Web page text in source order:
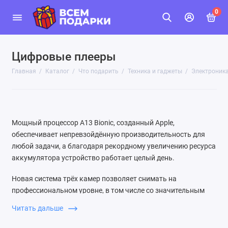
0
Цифровые плееры
Главная Каталог Что подарить Техника и гаджеты
Мощный процессор A13 Bionic, созданный Apple,
обеспечивает непревзойдённую производительность для
любой задачи, а благодаря рекордному увеличению ресурса
аккумулятора устройство работает целый день.
Новая система трёх камер позволяет снимать на
профессиональном уровне, в том числе со значительным
Камера также обеспечивает видео высочайшего качества и
Читать дальше